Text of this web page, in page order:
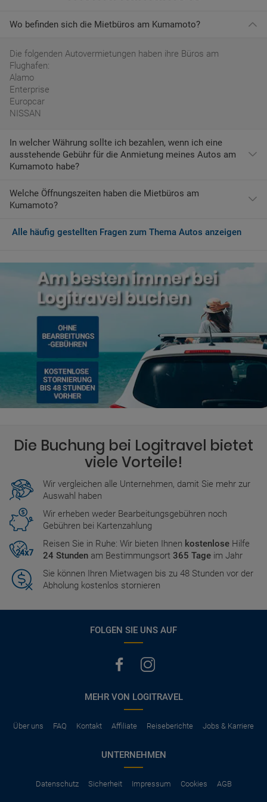
Wo befinden sich die Mietbüros am Kumamoto?
Die folgenden Autovermietungen haben ihre Büros am
Flughafen:
Alamo
Enterprise
Europcar
NISSAN
In welcher Währung sollte ich bezahlen, wenn ich eine
ausstehende Gebühr für die Anmietung meines Autos am
Kumamoto habe?
Wenn Sie am Kumamoto ankommend zusätzliche
Dienstleistungen erwerben möchten oder eine ausstehende
erfolgen, nämlich JPY.
Welche Öffnungszeiten haben die Mietbüros am
Kumamoto?
Die gängigsten Zeiten für Mietwagenfirmen an diesem
Montag: 07:00-21:00
Dienstag: 07:00-21:00
Mittwoch: 07:00-21:00
Donnerstag: 07:00-21:00
Freitag: 07:00-21:00
Samstag: 07:00-21:00
Weitere Details zu den genauen Zeiten finden Sie während des
Buchungsvorgangs.
Alle häufig gestellten Fragen zum Thema Autos anzeigen
Die Buchung bei Logitravel bietet
viele Vorteile!
Wir vergleichen alle Unternehmen, damit Sie mehr zur
Auswahl haben
Wir erheben weder Bearbeitungsgebühren noch
Gebühren bei Kartenzahlung
Reisen Sie in Ruhe: Wir bieten Ihnen kostenlose Hilfe
24 Stunden am Bestimmungsort 365 Tage im Jahr
Sie können Ihren Mietwagen bis zu 48 Stunden vor der
Abholung kostenlos stornieren
FOLGEN SIE UNS AUF
MEHR VON LOGITRAVEL
Über uns FAQ Kontakt Affiliate Reiseberichte Jobs & Karriere
UNTERNEHMEN
Datenschutz Sicherheit Impressum Cookies AGB